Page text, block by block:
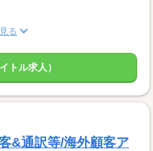
る
トル求人）
&通訳等/海外顧客ア